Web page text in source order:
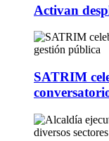
Activan
SATRIM